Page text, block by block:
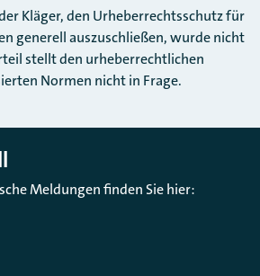
Kläger, den Urheberrechtsschutz für
generell auszuschließen, wurde nicht
stellt den urheberrechtlichen
Normen nicht in Frage.
Meldungen finden Sie hier: